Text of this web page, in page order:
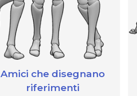
Amici che disegnano
riferimenti